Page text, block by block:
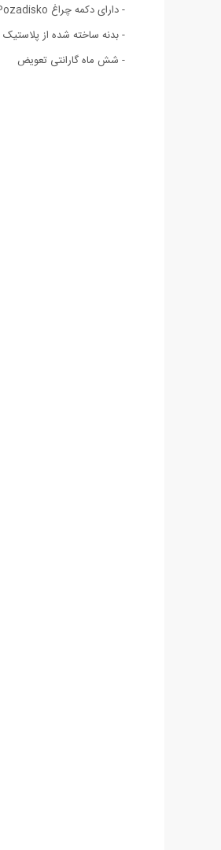
- دارای دکمه چراغ Pozadisko برای روشنایی صفحه
- بدنه ساخته شده از
- شش ماه گارانتی تعویض